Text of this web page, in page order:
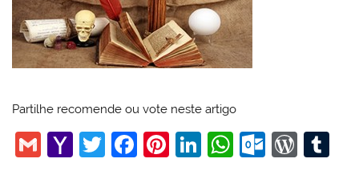
Partilhe recomende ou vote neste artigo
G
Y
T
F
Pi Li W O
W